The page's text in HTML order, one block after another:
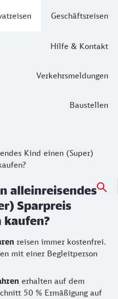
Geschäftsreisen
Hilfe & Kontakt
Verkehrsmeldungen
Baustellen
Kind einen (Super)
alleinreisendes
Sparpreis
kaufen?
reisen immer kostenfrei.
mit einer Begleitperson
erhalten auf dem
50 % Ermäßigung auf